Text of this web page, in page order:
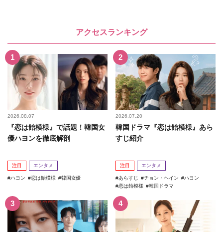
アクセスランキング
2026.08.07
『恋は飴模様』で話題！韓国女
優ハヨンを徹底解剖
注目 エンタメ
ハヨン 恋は飴模様 韓国女優
2026.07.20
韓国ドラマ『恋は飴模様』あら
すじ紹介
注目 エンタメ
あらすじ チョン・ヘイン
ハヨン
恋は飴模様
韓国ドラマ